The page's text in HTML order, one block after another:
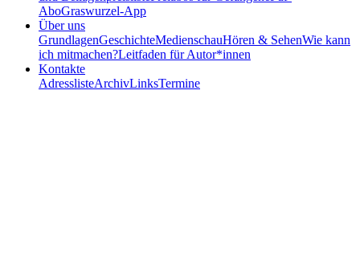
AboGraswurzel-App
Über uns
GrundlagenGeschichteMedienschauHören & SehenWie kann
ich mitmachen?Leitfaden für Autor*innen
Kontakte
AdresslisteArchivLinksTermine